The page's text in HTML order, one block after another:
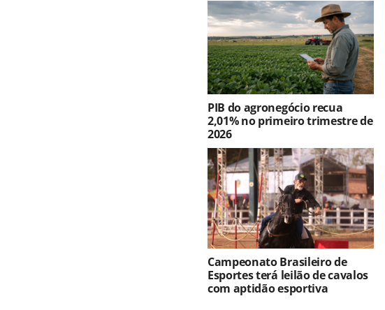
PIB do agronegócio recua
2,01% no primeiro trimestre de
2026
Campeonato Brasileiro de
Esportes terá leilão de cavalos
com aptidão esportiva